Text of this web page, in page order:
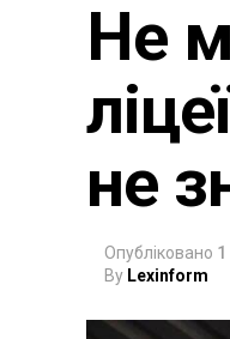
Не
не
Опубліковано
By Lexinform